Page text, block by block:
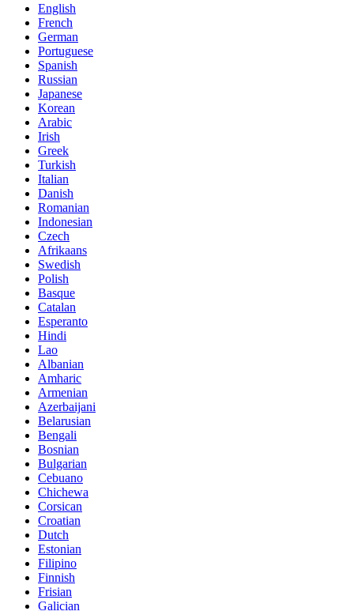
English
French
German
Portuguese
Spanish
Russian
Japanese
Korean
Arabic
Irish
Greek
Turkish
Italian
Danish
Romanian
Indonesian
Czech
Afrikaans
Swedish
Polish
Basque
Catalan
Esperanto
Hindi
Lao
Albanian
Amharic
Armenian
Azerbaijani
Belarusian
Bengali
Bosnian
Bulgarian
Cebuano
Chichewa
Corsican
Croatian
Dutch
Estonian
Filipino
Finnish
Frisian
Galician